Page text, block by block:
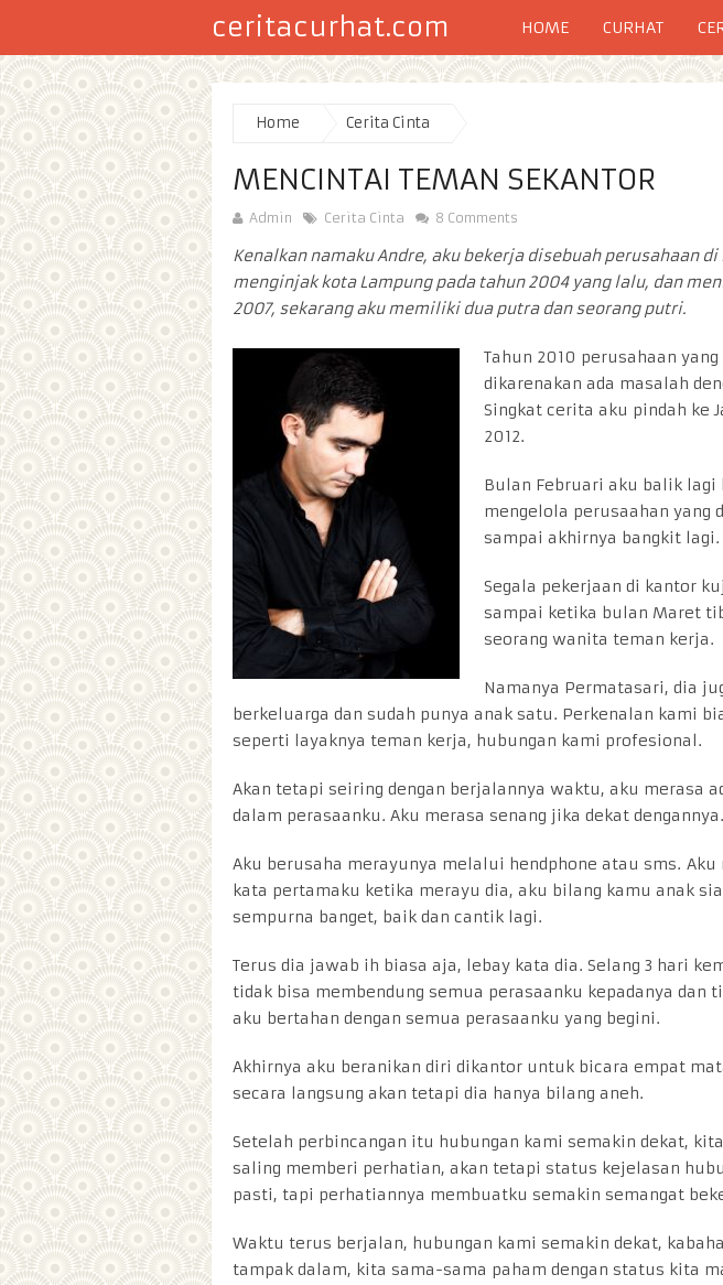
ceritacurhat.com HOME CURHAT
Home Cerita Cinta
MENCINTAI TEMAN SEKANTOR
Admin Cerita Cinta 8 Comments
Kenalkan namaku Andre, aku bekerja disebuah perusahaan di
menginjak kota Lampung pada tahun 2004 yang lalu, dan
2007, sekarang aku memiliki dua putra dan seorang putri.
Tahun 2010 perusahaan
dikarenakan ada masalah
Singkat cerita aku pindah ke
2012.
Bulan Februari aku balik lagi
mengelola perusaahan yang
sampai akhirnya bangkit lagi.
Segala pekerjaan di kantor
sampai ketika bulan Maret
seorang wanita teman kerja.
Namanya Permatasari, dia
berkeluarga dan sudah punya anak satu. Perkenalan kami
seperti layaknya teman kerja, hubungan kami profesional.
Akan tetapi seiring dengan berjalannya waktu, aku merasa
dalam perasaanku. Aku merasa senang jika dekat dengannya.
Aku berusaha merayunya melalui hendphone atau sms.
kata pertamaku ketika merayu dia, aku bilang kamu anak
sempurna banget, baik dan cantik lagi.
Terus dia jawab ih biasa aja, lebay kata dia. Selang 3 hari
tidak bisa membendung semua perasaanku kepadanya dan
aku bertahan dengan semua perasaanku yang begini.
Akhirnya aku beranikan diri dikantor untuk bicara empat
secara langsung akan tetapi dia hanya bilang aneh.
Setelah perbincangan itu hubungan kami semakin dekat,
saling memberi perhatian, akan tetapi status kejelasan
pasti, tapi perhatiannya membuatku semakin semangat
Waktu terus berjalan, hubungan kami semakin dekat,
tampak dalam, kita sama-sama paham dengan status kita